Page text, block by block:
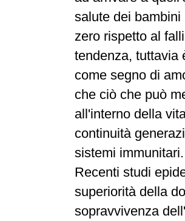
salute dei
zero rispetto al
tendenza, tuttavia
come segno di
che ciò che può
all'interno della
continuità
sistemi
Recenti studi
superiorità della
sopravvivenza